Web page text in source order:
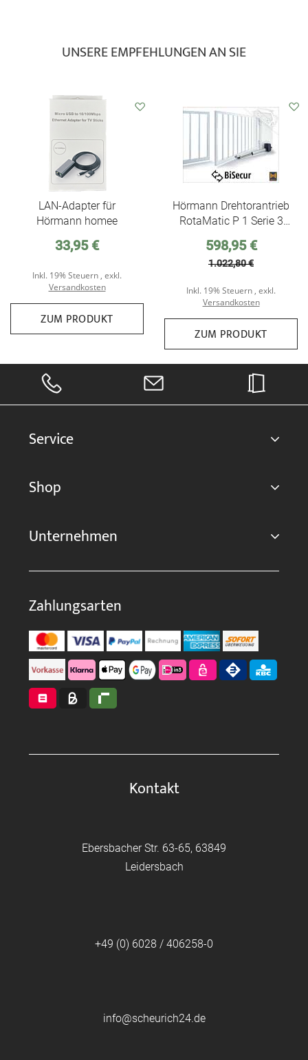
UNSERE EMPFEHLUNGEN AN SIE
LAN-Adapter für
Hörmann homee
33,95 €
Inkl. 19% Steuern , exkl.
Versandkosten
ZUM PRODUKT
Hörmann Drehtorantrieb
RotaMatic P 1 Serie 3
Drehtore
Sonderpreis
598,95 €
1.022,80 €
Inkl. 19% Steuern , exkl.
Versandkosten
ZUM PRODUKT
Service
Shop
Unternehmen
Zahlungsarten
Kontakt
Ebersbacher Str. 63-65, 63849
Leidersbach
+49 (0) 6028 / 406258-0
info@scheurich24.de